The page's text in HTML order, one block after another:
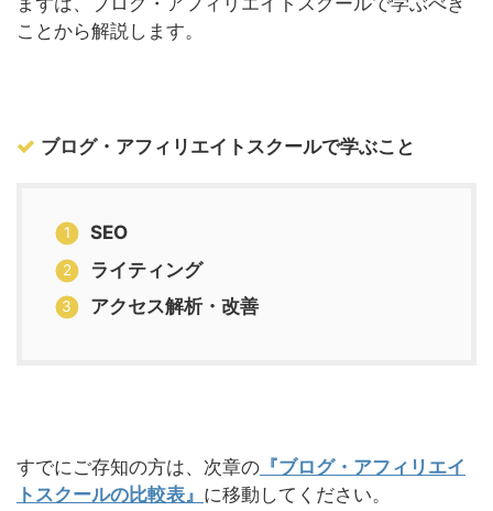
ことから解説します。
ブログ・アフィリエイトスクールで学ぶこと
SEO
ライティング
アクセス解析・改善
すでにご存知の方は、次章の 『ブログ・アフィリエイ
トスクールの比較表』 に移動してください。